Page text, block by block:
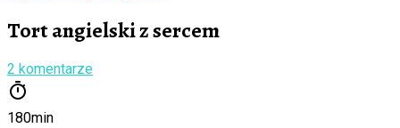
Tort angielski z sercem
2 komentarze
180min